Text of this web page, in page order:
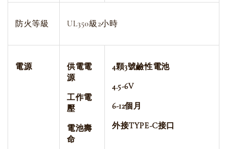
防火等級 UL350級2小時
電源
供電電
源
工作電
壓
電池壽
命
4顆3號鹼性電池
4.5-6V
6-12個月
外接TYPE-C接口